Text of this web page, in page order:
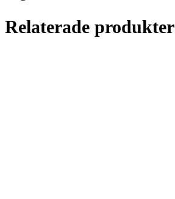
Relaterade produkter